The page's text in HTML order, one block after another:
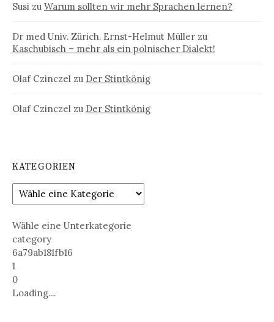
Susi zu Warum sollten wir mehr Sprachen lernen?
Dr med Univ. Zürich. Ernst-Helmut Müller zu
Kaschubisch – mehr als ein polnischer Dialekt!
Olaf Czinczel zu Der Stintkönig
Olaf Czinczel zu Der Stintkönig
KATEGORIEN
Wähle eine Unterkategorie
category
6a79ab181fb16
1
0
Loading....